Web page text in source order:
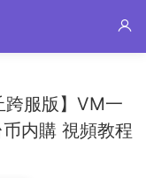
跨服版】VM一
内購 視頻教程